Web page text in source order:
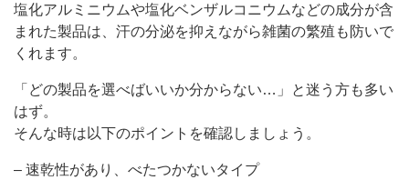
塩化アルミニウムや塩化ベンザルコニウムなどの成分が含
まれた製品は、汗の分泌を抑えながら雑菌の繁殖も防いで
くれます。
「どの製品を選べばいいか分からない…」と迷う方も多い
はず。
そんな時は以下のポイントを確認しましょう。
– 速乾性があり、べたつかないタイプ